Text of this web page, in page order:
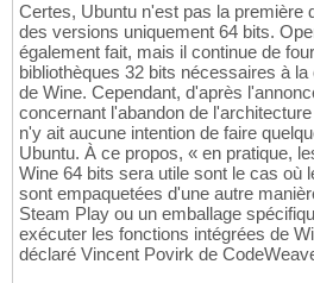
Certes, Ubuntu n'est pas la première
des versions uniquement 64 bits.
également fait, mais il continue de
bibliothèques 32 bits nécessaires à
de Wine. Cependant, d'après
concernant l'abandon de
n'y ait aucune intention de faire
Ubuntu. À ce propos, « en pratique,
Wine 64 bits sera utile sont le cas où
sont empaquetées d'une autre
Steam Play ou un emballage
exécuter les fonctions intégrées de
déclaré Vincent Povirk de